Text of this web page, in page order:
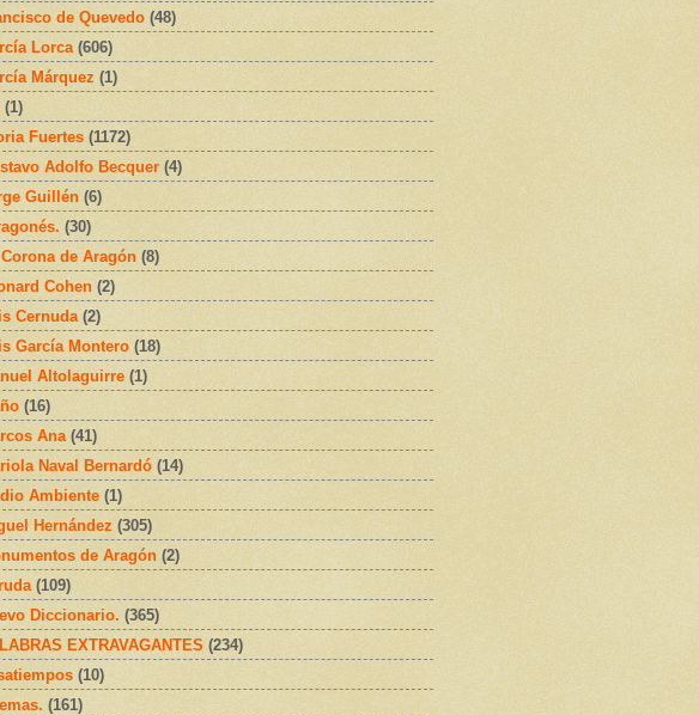
de Quevedo (48)
Lorca (606)
Márquez (1)
(1)
Fuertes (1172)
Adolfo Becquer (4)
Guillén (6)
(30)
de Aragón (8)
Cohen (2)
Cernuda (2)
García Montero (18)
Altolaguirre (1)
(16)
Ana (41)
Naval Bernardó (14)
Ambiente (1)
Hernández (305)
de Aragón (2)
(109)
Diccionario. (365)
EXTRAVAGANTES (234)
(10)
(161)